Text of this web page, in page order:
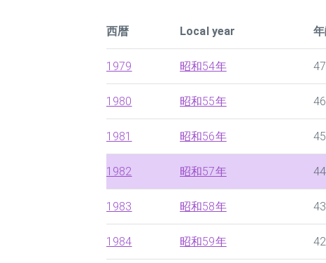
西暦 Local year
1979 昭和54年 47
1980 昭和55年 46
1981 昭和56年 45
1982 昭和57年 44
1983 昭和58年 43
1984 昭和59年 42